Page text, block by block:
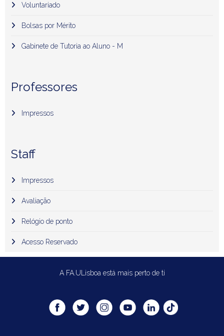
Voluntariado
Bolsas por Mérito
Gabinete de Tutoria ao Aluno - M
Professores
Impressos
Staff
Impressos
Avaliação
Relógio de ponto
Acesso Reservado
A FA.ULisboa está mais perto de ti